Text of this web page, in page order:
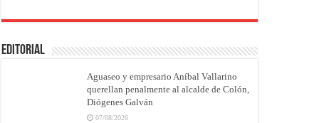
EDITORIAL
Aguaseo y empresario Aníbal Vallarino
querellan penalmente al alcalde de Colón,
Diógenes Galván
07/08/2026